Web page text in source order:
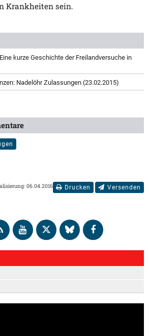
Krankheiten sein.
kurze Geschichte der Freilandversuche in
Nadelöhr Zulassungen (23.02.2015)
Drucken Versenden
06.04.2016